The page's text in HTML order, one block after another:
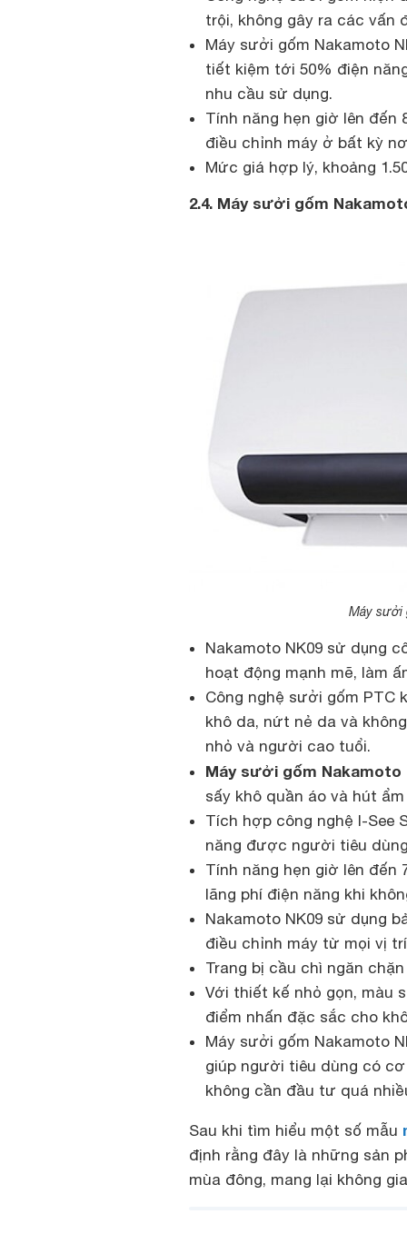
trội, không gây ra các vấn
Máy sưởi gốm Nakamoto
tiết kiệm tới 50% điện
nhu cầu sử dụng.
Tính năng hẹn giờ lên đến
điều chỉnh máy ở bất kỳ
Mức giá hợp lý, khoảng
2.4. Máy sưởi gốm
Máy sưởi
Nakamoto NK09 sử dụng
hoạt động mạnh mẽ, làm
Công nghệ sưởi gốm PTC
khô da, nứt nẻ da và
nhỏ và người cao tuổi.
Máy sưởi gốm Nakamoto
sấy khô quần áo và hút
Tích hợp công nghệ I-See
năng được người tiêu
Tính năng hẹn giờ lên đến
lãng phí điện năng khi
Nakamoto NK09 sử dụng
điều chỉnh máy từ mọi vị
Trang bị cầu chì ngăn
Với thiết kế nhỏ gọn, màu
điểm nhấn đặc sắc cho
Máy sưởi gốm Nakamoto
giúp người tiêu dùng có
không cần đầu tư quá
Sau khi tìm hiểu một số mẫu
định rằng đây là những sản
mùa đông, mang lại không